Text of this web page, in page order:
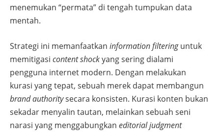
menemukan “permata” di tengah tumpukan data
mentah.
Strategi ini memanfaatkan information filteringuntuk
memitigasi content shockyang sering dialami
pengguna internet modern. Dengan melakukan
kurasi yang tepat, sebuah merek dapat membangun
brand authoritysecara konsisten. Kurasi konten bukan
sekadar menyalin tautan, melainkan sebuah seni
narasi yang menggabungkan editorial judgment